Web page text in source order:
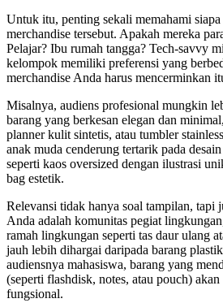
Untuk itu, penting sekali memahami
merchandise tersebut. Apakah mereka
Pelajar? Ibu rumah tangga? Tech-savvy
kelompok memiliki preferensi yang
merchandise Anda harus mencerminkan
Misalnya, audiens profesional mungkin
barang yang berkesan elegan dan
planner kulit sintetis, atau tumbler
anak muda cenderung tertarik pada
seperti kaos oversized dengan ilustrasi
bag estetik.
Relevansi tidak hanya soal tampilan, tapi
Anda adalah komunitas pegiat
ramah lingkungan seperti tas daur ulang
jauh lebih dihargai daripada barang
audiensnya mahasiswa, barang yang
(seperti flashdisk, notes, atau pouch) akan
fungsional.